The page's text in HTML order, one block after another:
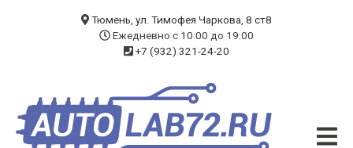
ЧИП-ТЮНИНГ
ДИАГНОСТИКА
Тюмень, ул. Тимофея Чаркова, 8 ст8
Ежедневно с 10:00 до 19:00
+7 (932) 321-24-20